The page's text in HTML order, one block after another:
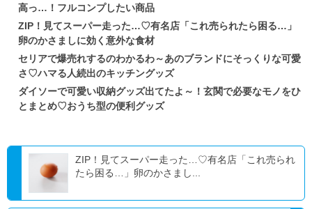
高っ…！フルコンプしたい商品
ZIP！見てスーパー走った…♡有名店「これ売られたら困る…」
卵のかさましに効く意外な食材
セリアで爆売れするのわかるわ～あのブランドにそっくりな可愛
さ♡ハマる人続出のキッチングッズ
ダイソーで可愛い収納グッズ出てたよ～！玄関で必要なモノをひ
とまとめ♡おうち型の便利グッズ
ZIP！見てスーパー走った…♡有名店「これ売られ
たら困る…」卵のかさまし...